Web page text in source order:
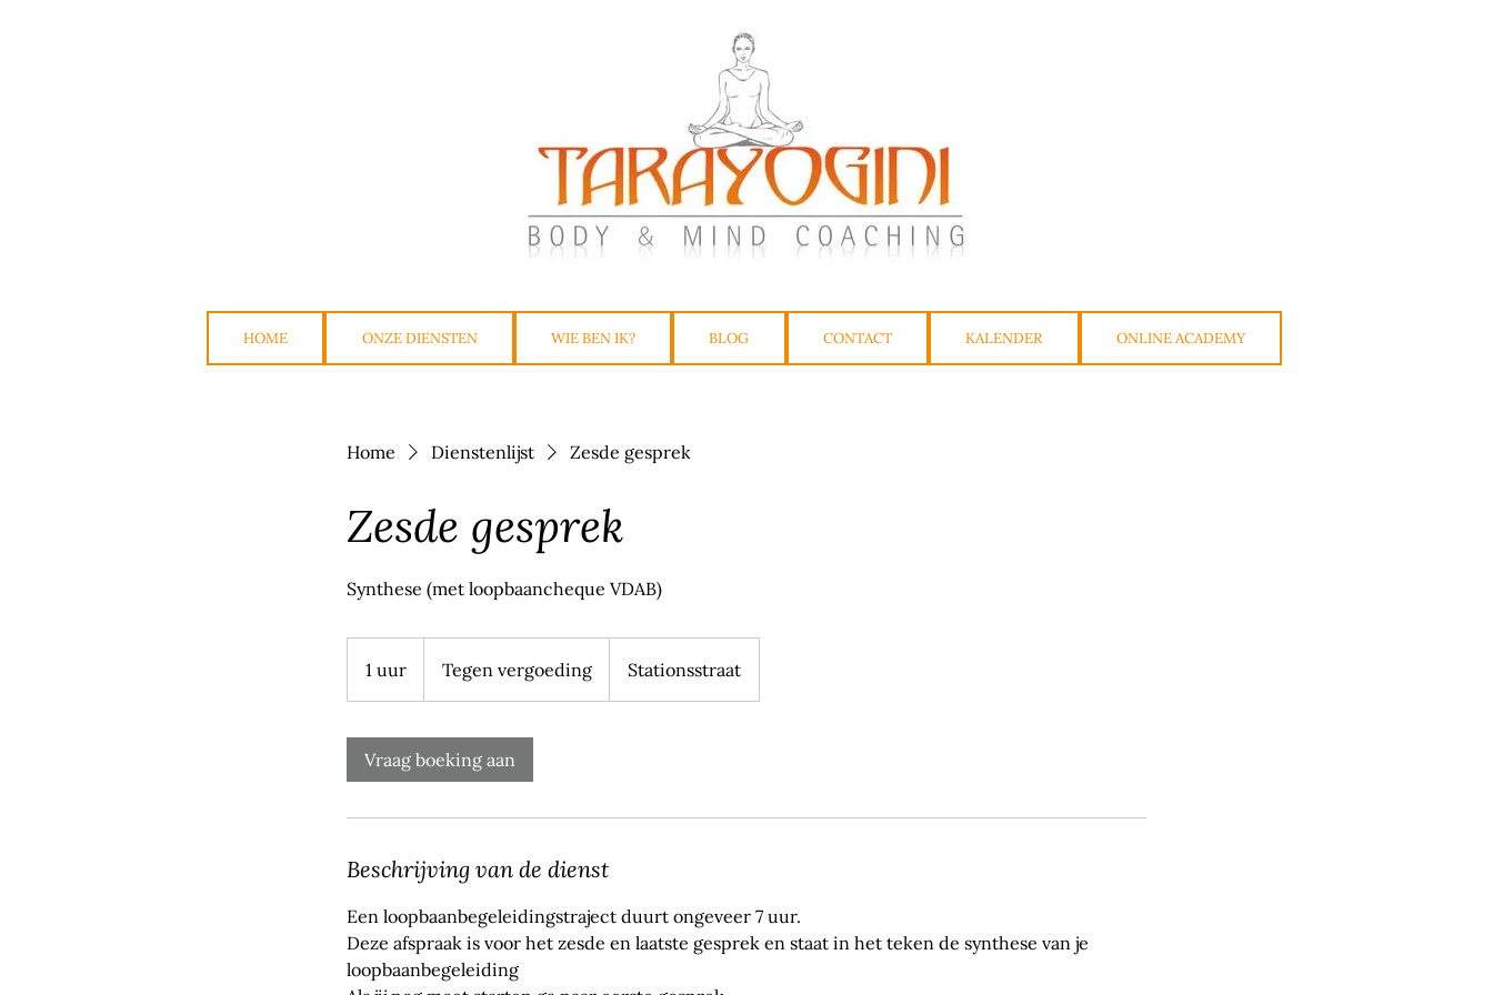
HOME ONZE DIENSTEN WIE BEN IK? BLOG CONTACT KALENDER ONLINE ACADEMY
Home Dienstenlijst Zesde gesprek
Zesde gesprek
Synthese (met loopbaancheque VDAB)
1 uur
u
Tegen vergoeding Stationsstraat
Vraag boeking aan
Beschrijving van de dienst
Een loopbaanbegeleidingstraject duurt ongeveer 7 uur.
Deze afspraak is voor het zesde en laatste gesprek en staat in het teken de synthese van je
loopbaanbegeleiding